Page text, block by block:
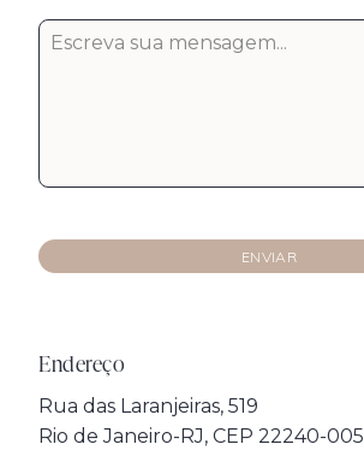
ENVIAR
Endereço
Rua das Laranjeiras, 519
Rio de Janeiro-RJ, CEP 22240-005